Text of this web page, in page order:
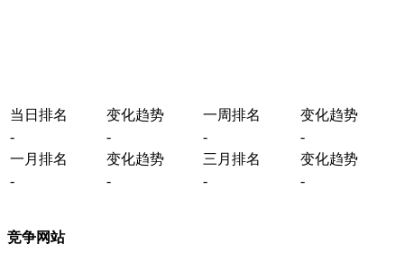
当日排名 变化趋势 一周排名
变化趋势
-
- -
-
一月排名
变化趋势 三月排名
变化趋势
-
- - -
竞争网站